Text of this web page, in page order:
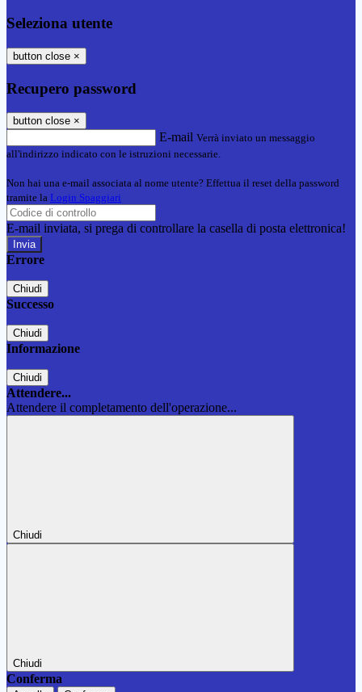
Seleziona utente
button close ×
Recupero password
button close ×
E-mail Verrà inviato un messaggio
all'indirizzo indicato con le istruzioni necessarie.
Non hai una e-mail associata al nome utente? Effettua il reset della password
tramite la Login Spaggiari
E-mail inviata, si prega di controllare la casella di posta elettronica!
Errore
Chiudi
Successo
Chiudi
Informazione
Chiudi
Attendere...
Attendere il completamento dell'operazione...
Chiudi
Chiudi
Conferma